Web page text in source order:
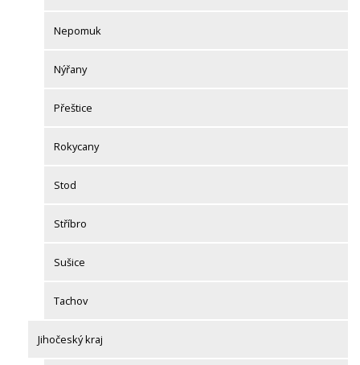
Nepomuk
Nýřany
Přeštice
Rokycany
Stod
Stříbro
Sušice
Tachov
Jihočeský kraj